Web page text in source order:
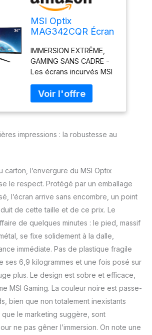
MSI Optix
MAG342CQR Écran
UWQHD 34" -
1500R, Dalle VA,
3440x1440, 144Hz /
1ms, Adaptive Sync,
HDR Ready, Mystic
Light, Pied de
Support Réglable 4
HDMI 2.0
IMMERSION EXTRÊME,
GAMING SANS CADRE -
Les écrans incurvés MSI
gaming plus immersive
avec une courbure 1500R
à la distance de
(rayon de 1500mm) & un
dans l'image 34"
UWQHD, 144Hz - Dalle VA
quadruple hautedéfinition
3440x1440 (21:9) avec
taux de rafraîchissement
élevé de 144Hz
(Adaptive Sync) pour un
suivi de
visée/mouvement fluide;
Temps de réponse très
faible de 1ms (MPRT)
événements eSports
LARGE GAMME DE
COULEURS - Supporte
jusqu'à 1.07 milliard de
impressions : la robustesse au
carton, l’envergure du MSI Optix
le respect. Protégé par un emballage
l’écran arrive sans encombre, un point
de cette taille et de ce prix. Le
de quelques minutes : le pied, massif
se fixe solidement à la dalle,
immédiate. Pas de plastique fragile
ses 6,9 kilogrammes et une fois posé sur
plus. Le design est sobre et efficace,
MSI Gaming. La couleur noire est passe-
bien que non totalement inexistants
le marketing suggère, sont
ne pas gêner l’immersion. On note une